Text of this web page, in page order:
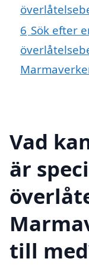
6 Sök efter
Vad
är
till